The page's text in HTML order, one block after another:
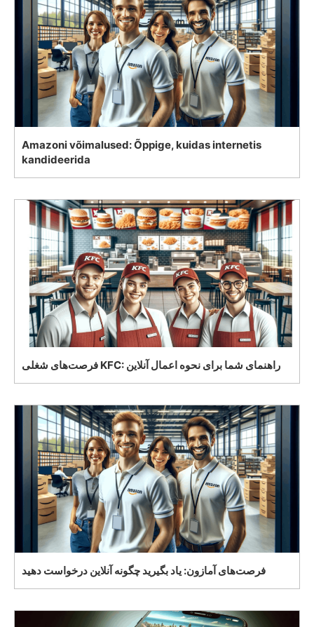
Amazoni võimalused: Õppige, kuidas internetis
kandideerida
فرصت‌های شغلی KFC: راهنمای شما برای نحوه اعمال آنلاین
فرصت‌های آمازون: یاد بگیرید چگونه آنلاین درخواست دهید